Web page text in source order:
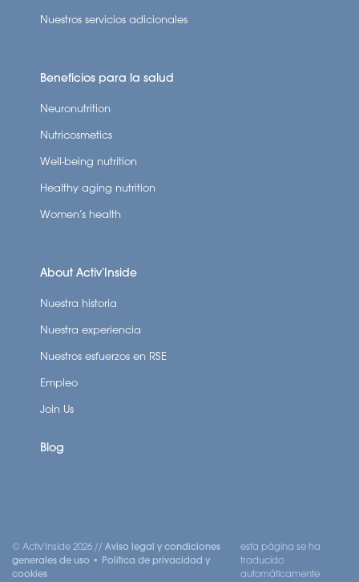
Nuestros servicios adicionales
Beneficios para la salud
Neuronutrition
Nutricosmetics
Well-being nutrition
Healthy aging nutrition
Women’s health
About Activ’Inside
Nuestra historia
Nuestra experiencia
Nuestros esfuerzos en RSE
Empleo
Join Us
Blog
© Activ'Inside 2026 // Aviso legal y condiciones
generales de uso • Política de privacidad y
cookies
esta página se ha
traducido
automáticamente